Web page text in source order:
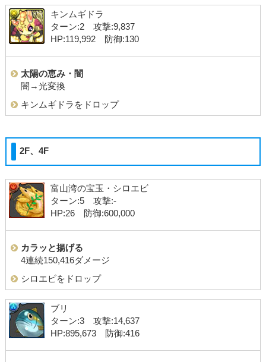
キンムギドラ
ターン:2 攻撃:9,837
HP:119,992 防御:130
太陽の恵み・闇
闇→光変換
キンムギドラをドロップ
2F、4F
富山湾の宝玉・シロエビ
ターン:5 攻撃:-
HP:26 防御:600,000
カラッと揚げる
4連続150,416ダメージ
シロエビをドロップ
ブリ
ターン:3 攻撃:14,637
HP:895,673 防御:416